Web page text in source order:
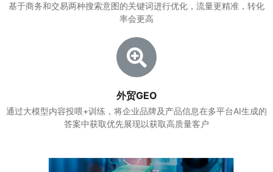
基于商务和交易两种搜索意图的关键词进行优化，流量更精准，转化
率会更高
外贸GEO
通过大模型内容投喂+训练，将企业品牌及产品信息在多平台AI生成的
答案中获取优先展现以获取高质量客户